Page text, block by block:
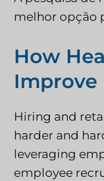
melhor opção
How
Improve
Hiring and
harder and
leveraging
employee